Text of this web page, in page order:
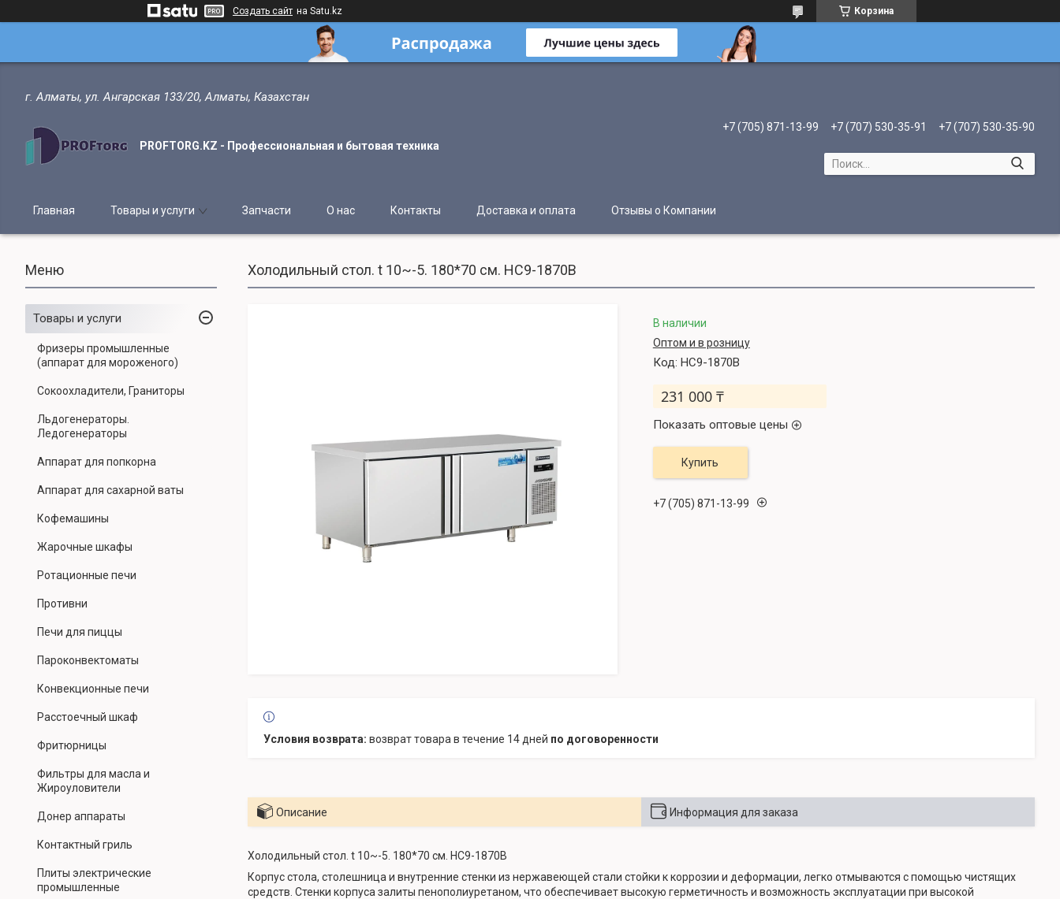
Создать сайт на Satu.kz Корзина
г. Алматы, ул. Ангарская 133/20, Алматы, Казахстан
PROFTORG.KZ - Профессиональная и бытовая техника
+7 (705) 871-13-99 +7 (707) 530-35-91 +7 (707) 530-35-90
Главная Товары и услуги Запчасти О нас Контакты Доставка и оплата Отзывы о Компании
Товары и услуги
Фризеры промышленные
(аппарат для мороженого)
Сокоохладители, Граниторы
Льдогенераторы.
Ледогенераторы
Аппарат для попкорна
Аппарат для сахарной ваты
Кофемашины
Жарочные шкафы
Ротационные печи
Противни
Печи для пиццы
Пароконвектоматы
Конвекционные печи
Расстоечный шкаф
Фритюрницы
Фильтры для масла и
Жироуловители
Донер аппараты
Контактный гриль
Плиты электрические
промышленные
Холодильный стол. t 10~-5. 180*70 см. HC9-1870B
В наличии
Оптом и в розницу
Код: HC9-1870B
231 000 ₸
Показать оптовые цены
Купить
+7 (705) 871-13-99
возврат товара в течение 14 дней по договоренности
Описание Информация для заказа
Холодильный стол. t 10~-5. 180*70 см. HC9-1870B
Корпус стола, столешница и внутренние стенки из нержавеющей стали стойки к коррозии и деформации, легко отмываются с помощью чистящих
средств. Стенки корпуса залиты пенополиуретаном, что обеспечивает высокую герметичность и возможность эксплуатации при высокой